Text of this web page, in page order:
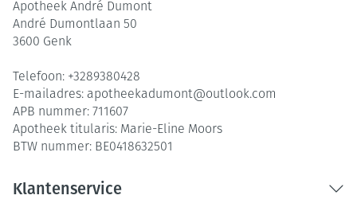
Apotheek André Dumont
André Dumontlaan 50
3600 Genk
Telefoon: +3289380428
E-mailadres: apotheekadumont@outlook.com
APB nummer: 711607
Apotheek titularis: Marie-Eline Moors
BTW nummer: BE0418632501
Klantenservice